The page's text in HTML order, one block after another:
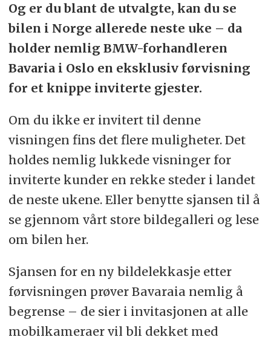
Og er du blant de utvalgte, kan du se
bilen i Norge allerede neste uke – da
holder nemlig BMW-forhandleren
Bavaria i Oslo en eksklusiv førvisning
for et knippe inviterte gjester.
Om du ikke er invitert til denne
visningen fins det flere muligheter. Det
holdes nemlig lukkede visninger for
inviterte kunder en rekke steder i landet
de neste ukene. Eller benytte sjansen til å
se gjennom vårt store bildegalleri og lese
om bilen her.
Sjansen for en ny bildelekkasje etter
førvisningen prøver Bavaraia nemlig å
begrense – de sier i invitasjonen at alle
mobilkameraer vil bli dekket med